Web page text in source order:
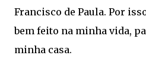
Francisco de Paula. Por
bem feito na minha vida,
minha casa.